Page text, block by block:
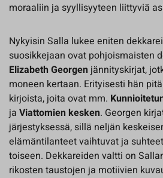
moraaliin ja syyllisyyteen liittyviä
Nykyisin Salla lukee eniten
suosikkejaan ovat pohjoismaisten
ElizabethGeorgen jännityskirjat,
moneen kertaan. Erityisesti hän
kirjoista, joita ovat mm.
ja Viattomien kesken. Georgen
järjestyksessä, sillä neljän
elämäntilanteet vaihtuvat ja
toiseen. Dekkareiden valtti on
rikosten taustojen ja motiivien